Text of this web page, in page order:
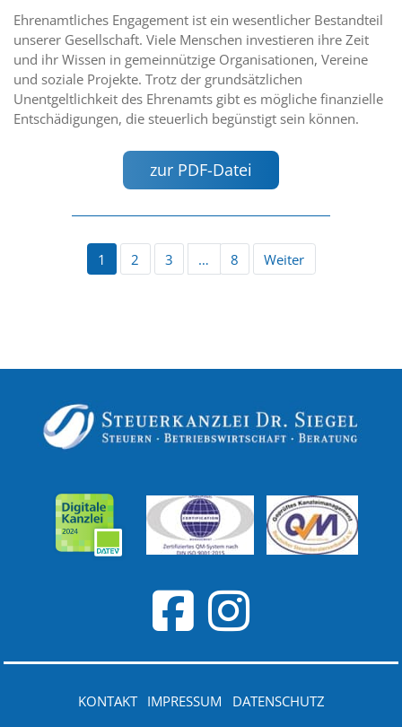
Ehrenamtliches Engagement ist ein wesentlicher Bestandteil
unserer Gesellschaft. Viele Menschen investieren ihre Zeit
und ihr Wissen in gemeinnützige Organisationen, Vereine
und soziale Projekte. Trotz der grundsätzlichen
Unentgeltlichkeit des Ehrenamts gibt es mögliche finanzielle
Entschädigungen, die steuerlich begünstigt sein können.
zur PDF-Datei
1 2 3 … 8 Weiter
KONTAKT IMPRESSUM DATENSCHUTZ